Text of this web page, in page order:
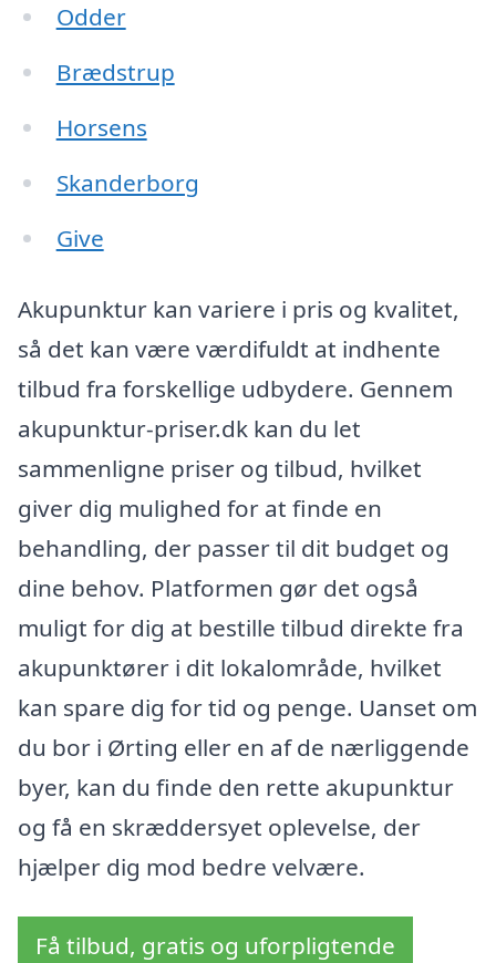
Odder
Brædstrup
Horsens
Skanderborg
Give
Akupunktur kan variere i pris og kvalitet,
så det kan være værdifuldt at indhente
tilbud fra forskellige udbydere. Gennem
akupunktur-priser.dk kan du let
sammenligne priser og tilbud, hvilket
giver dig mulighed for at finde en
behandling, der passer til dit budget og
dine behov. Platformen gør det også
muligt for dig at bestille tilbud direkte fra
akupunktører i dit lokalområde, hvilket
kan spare dig for tid og penge. Uanset om
du bor i Ørting eller en af de nærliggende
byer, kan du finde den rette akupunktur
og få en skræddersyet oplevelse, der
hjælper dig mod bedre velvære.
Få tilbud, gratis og uforpligtende